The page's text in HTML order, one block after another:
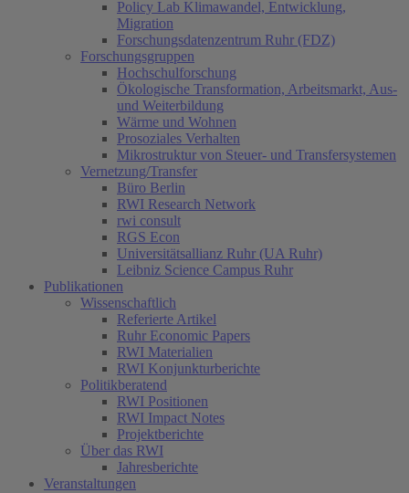
Policy Lab Klimawandel, Entwicklung,
Migration
Forschungsdatenzentrum Ruhr (FDZ)
Forschungsgruppen
Hochschulforschung
Ökologische Transformation, Arbeitsmarkt, Aus-
und Weiterbildung
Wärme und Wohnen
Prosoziales Verhalten
Mikrostruktur von Steuer- und Transfersystemen
Vernetzung/Transfer
Büro Berlin
RWI Research Network
rwi consult
RGS Econ
Universitätsallianz Ruhr (UA Ruhr)
Leibniz Science Campus Ruhr
Publikationen
Wissenschaftlich
Referierte Artikel
Ruhr Economic Papers
RWI Materialien
RWI Konjunkturberichte
Politikberatend
RWI Positionen
RWI Impact Notes
Projektberichte
Über das RWI
Jahresberichte
Veranstaltungen